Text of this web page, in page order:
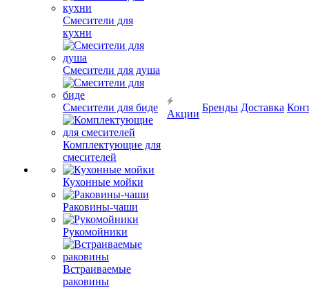
Смесители для
кухни
Смесители для душа
Смесители для биде
Комплектующие для
смесителей
Кухонные мойки
Раковины-чаши
Рукомойники
Встраиваемые
раковины
Акции
Бренды Доставка